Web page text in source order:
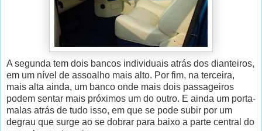
A segunda tem dois bancos individuais atrás dos dianteiros,
em um nível de assoalho mais alto. Por fim, na terceira,
mais alta ainda, um banco onde mais dois passageiros
podem sentar mais próximos um do outro. E ainda um porta-
malas atrás de tudo isso, em que se pode subir por um
degrau que surge ao se dobrar para baixo a parte central do